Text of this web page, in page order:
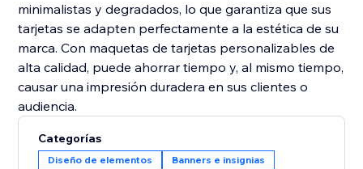
minimalistas y degradados, lo que garantiza que sus
tarjetas se adapten perfectamente a la estética de su
marca. Con maquetas de tarjetas personalizables de
alta calidad, puede ahorrar tiempo y, al mismo tiempo,
causar una impresión duradera en sus clientes o
audiencia.
Categorías
Diseño de elementos Banners e insignias